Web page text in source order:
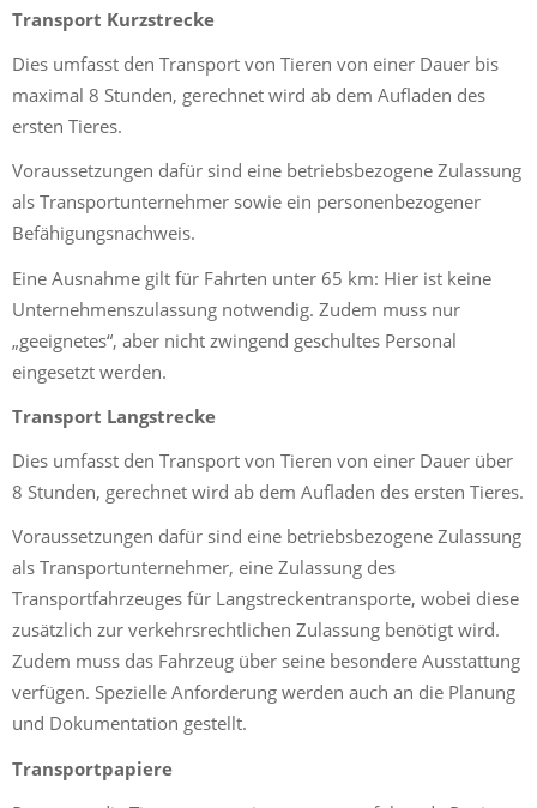
Transport Kurzstrecke
Dies umfasst den Transport von Tieren von einer Dauer bis
maximal 8 Stunden, gerechnet wird ab dem Aufladen des
ersten Tieres.
Voraussetzungen dafür sind eine betriebsbezogene Zulassung
als Transportunternehmer sowie ein personenbezogener
Befähigungsnachweis.
Eine Ausnahme gilt für Fahrten unter 65 km: Hier ist keine
Unternehmenszulassung notwendig. Zudem muss nur
„geeignetes“, aber nicht zwingend geschultes Personal
eingesetzt werden.
Transport Langstrecke
Dies umfasst den Transport von Tieren von einer Dauer über
8 Stunden, gerechnet wird ab dem Aufladen des ersten Tieres.
Voraussetzungen dafür sind eine betriebsbezogene Zulassung
als Transportunternehmer, eine Zulassung des
Transportfahrzeuges für Langstreckentransporte, wobei diese
zusätzlich zur verkehrsrechtlichen Zulassung benötigt wird.
Zudem muss das Fahrzeug über seine besondere Ausstattung
verfügen. Spezielle Anforderung werden auch an die Planung
und Dokumentation gestellt.
Transportpapiere